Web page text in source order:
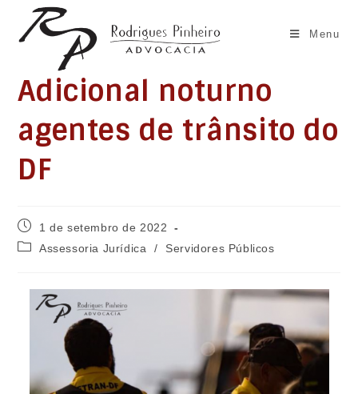
Menu
Adicional noturno
agentes de trânsito do
DF
Post
publicado:
1 de setembro de 2022
Categoria
Assessoria Jurídica / Servidores Públicos